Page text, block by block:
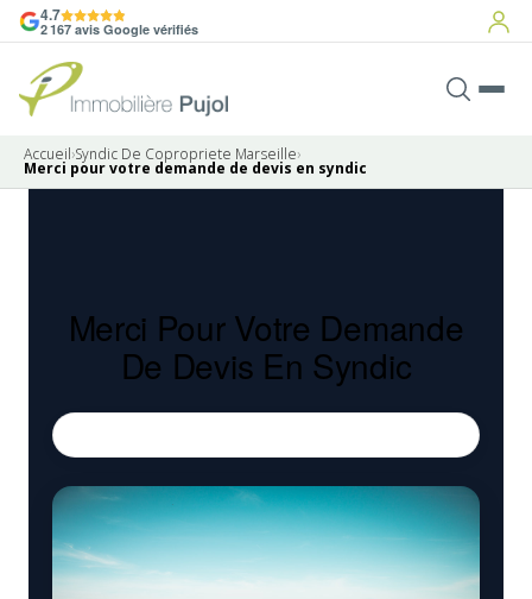
4.7
2 167 avis Google vérifiés
Accueil›Syndic De Copropriete Marseille›
Merci pour votre demande de devis en syndic
Merci Pour Votre Demande
De Devis En Syndic